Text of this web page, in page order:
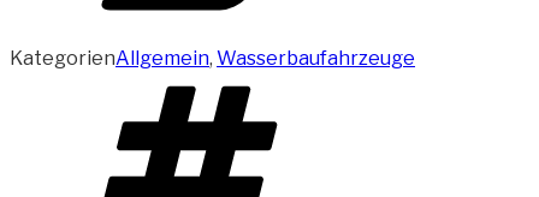
KategorienAllgemein, Wasserbaufahrzeuge